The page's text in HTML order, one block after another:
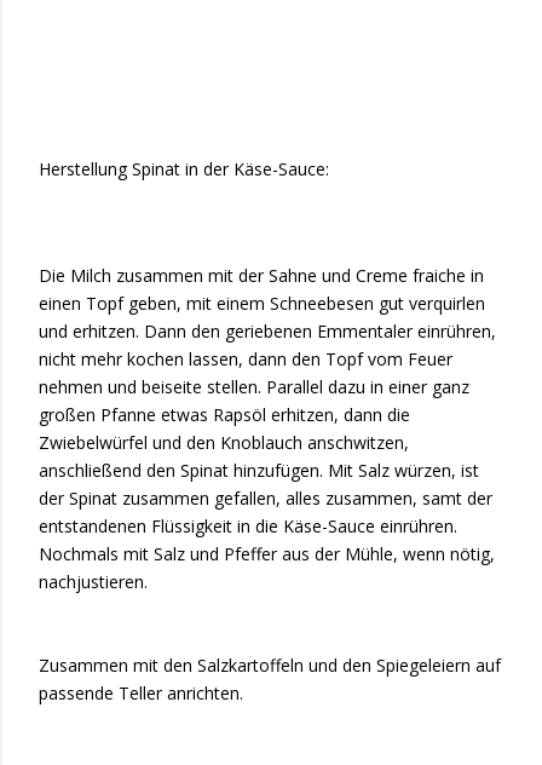
Herstellung Spinat in der Käse-Sauce:
Die Milch zusammen mit der Sahne und Creme fraiche in
einen Topf geben, mit einem Schneebesen gut verquirlen
und erhitzen. Dann den geriebenen Emmentaler einrühren,
nicht mehr kochen lassen, dann den Topf vom Feuer
nehmen und beiseite stellen. Parallel dazu in einer ganz
großen Pfanne etwas Rapsöl erhitzen, dann die
Zwiebelwürfel und den Knoblauch anschwitzen,
anschließend den Spinat hinzufügen. Mit Salz würzen, ist
der Spinat zusammen gefallen, alles zusammen, samt der
entstandenen Flüssigkeit in die Käse-Sauce einrühren.
Nochmals mit Salz und Pfeffer aus der Mühle, wenn nötig,
nachjustieren.
Zusammen mit den Salzkartoffeln und den Spiegeleiern auf
passende Teller anrichten.